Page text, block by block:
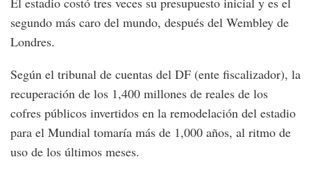
segundo más caro del mundo, después del Wembley de
Londres.
Según el tribunal de cuentas del DF (ente fiscalizador), la
recuperación de los 1,400 millones de reales de los
cofres públicos invertidos en la remodelación del estadio
para el Mundial tomaría más de 1,000 años, al ritmo de
uso de los últimos meses.